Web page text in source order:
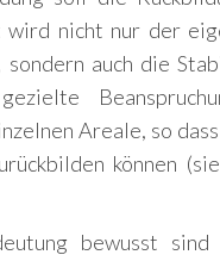
wird nicht nur der
sondern auch die
Areale, so
können
bewusst sind